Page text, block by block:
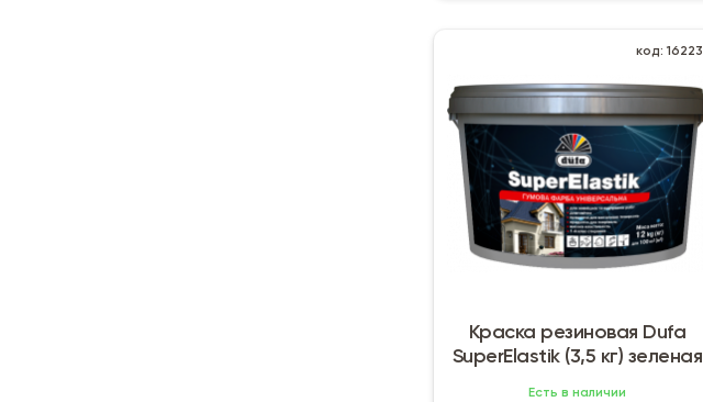
код:
Краска резиновая Dufa
SuperElastik (3,5 кг) зеленая
Есть в наличии